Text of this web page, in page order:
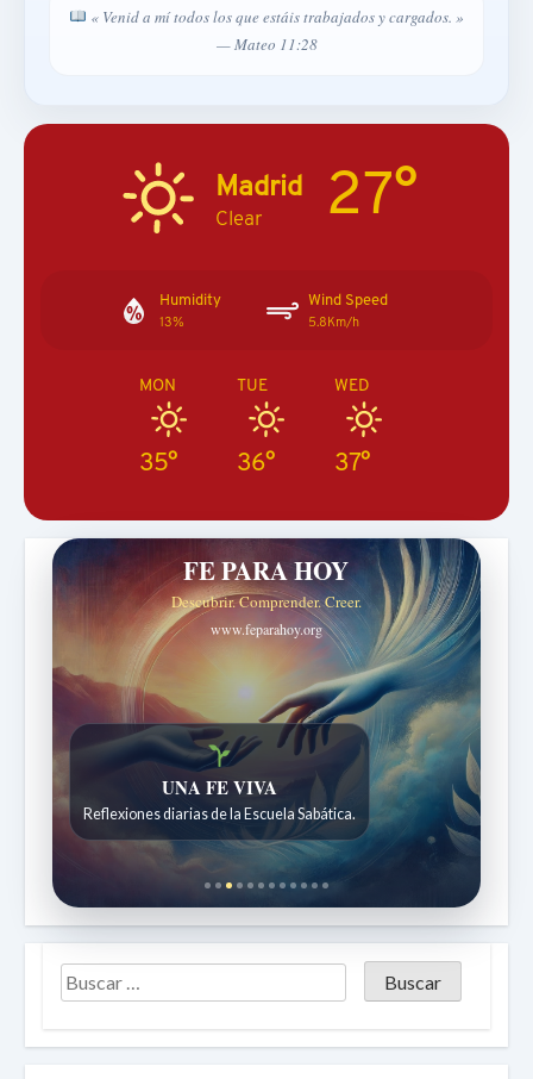
« Venid a mí todos los que estáis trabajados y cargados. »
— Mateo 11:28
Madrid
Clear 27°
Humidity
13%
Wind Speed
5.8Km/h
MON
35°
TUE
36°
WED
37°
FE PARA HOY
Descubrir. Comprender. Creer.
www.feparahoy.org
UNA FE VIVA
Reflexiones diarias de la Escuela Sabática.
Historias bíblicas para maravillarse
Historias bíblicas para niños de 7 a 12 años.